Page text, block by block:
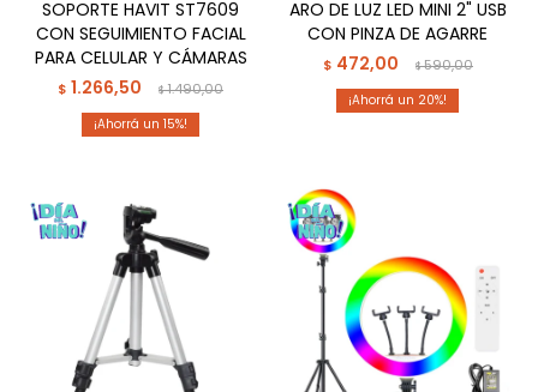
SOPORTE HAVIT ST7609
CON SEGUIMIENTO FACIAL
PARA CELULAR Y CÁMARAS
$ 1.266,50 $1.490,00
15
ARO DE LUZ LED MINI 2" USB
CON PINZA DE AGARRE
$ 472,00 $590,00
20